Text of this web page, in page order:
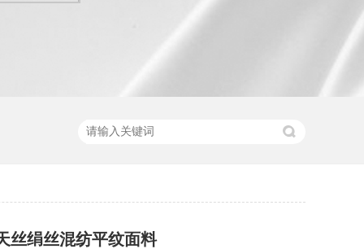
丝绢丝混纺平纹面料